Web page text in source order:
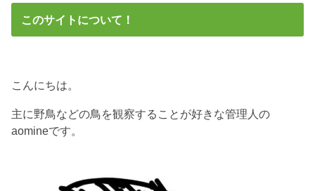
このサイトについて！
こんにちは。
主に野鳥などの鳥を観察することが好きな管理人の
aomineです。